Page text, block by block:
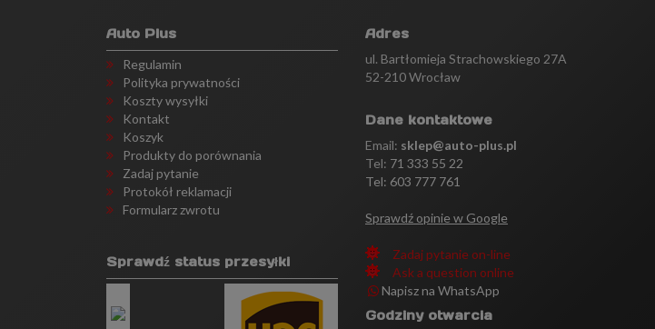
Auto Plus
Regulamin
Polityka prywatności
Koszty wysyłki
Kontakt
Koszyk
Produkty do porównania
Zadaj pytanie
Protokół reklamacji
Formularz zwrotu
Sprawdź status przesyłki
Adres
ul. Bartłomieja Strachowskiego 27A
52-210 Wrocław
Dane kontaktowe
Email: sklep@auto-plus.pl
Tel: 71 333 55 22
Tel: 603 777 761
Sprawdź opinie w Google
Zadaj pytanie on-line
Ask a question online
Napisz na WhatsApp
Godziny otwarcia